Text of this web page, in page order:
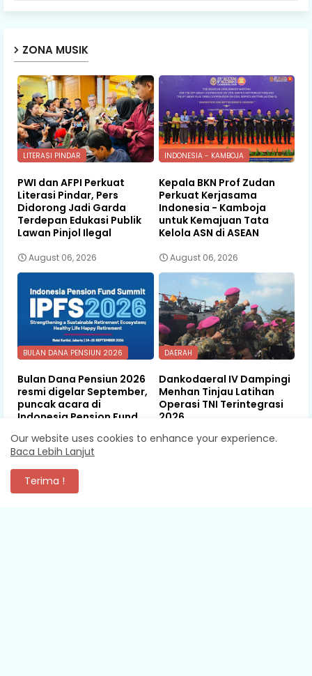
ZONA MUSIK
LITERASI PINDAR
PWI dan AFPI Perkuat
Literasi Pindar, Pers
Didorong Jadi Garda
Terdepan Edukasi Publik
Lawan Pinjol Ilegal
August 06, 2026
INDONESIA - KAMBOJA
Kepala BKN Prof Zudan
Perkuat Kerjasama
Indonesia - Kamboja
untuk Kemajuan Tata
Kelola ASN di ASEAN
August 06, 2026
BULAN DANA PENSIUN 2026
Bulan Dana Pensiun 2026
resmi digelar September,
puncak acara di
Indonesia Pension Fund
August 06, 2026
DAERAH
Dankodaeral IV Dampingi
Menhan Tinjau Latihan
Operasi TNI Terintegrasi
2026
August 06, 2026
Our website uses cookies to enhance your experience.
Baca Lebih Lanjut
Terima !